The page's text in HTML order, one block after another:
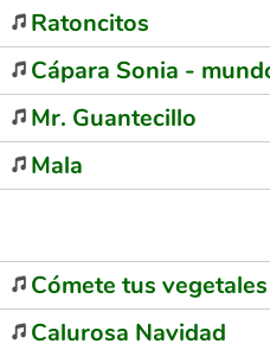
Ratoncitos
Cápara Sonia -
Mr. Guantecillo
Mala
Cómete tus vegetales
Calurosa Navidad